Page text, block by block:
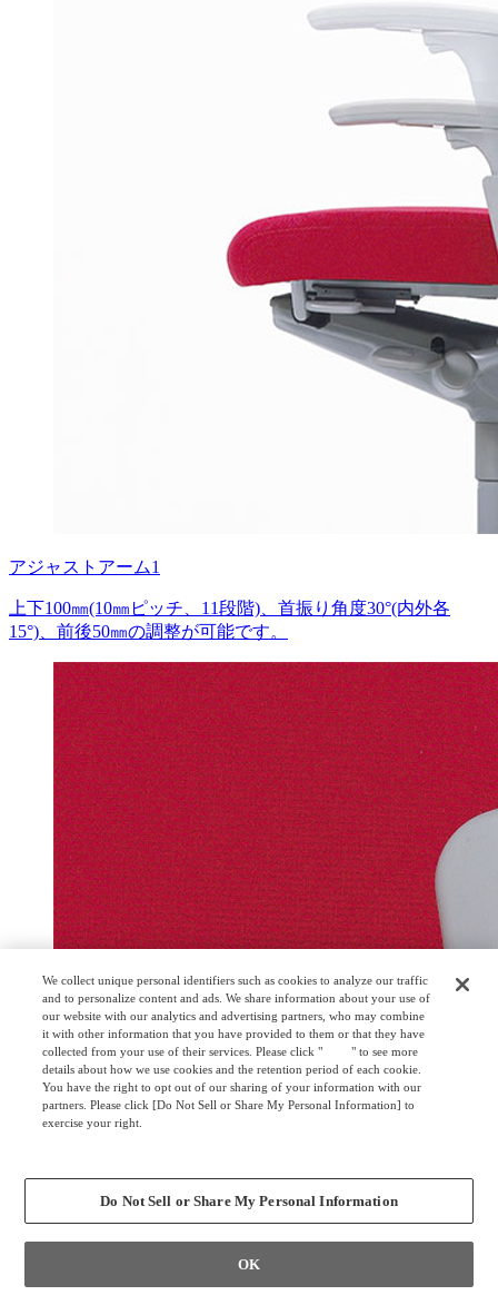
アジャストアーム1
上下100㎜(10㎜ピッチ、11段階)、首振り角度30°(内外各
15°)、前後50㎜の調整が可能です。
We collect unique personal identifiers such as cookies to analyze our traffic
and to personalize content and ads. We share information about your use of
our website with our analytics and advertising partners, who may combine
it with other information that you have provided to them or that they have
collected from your use of their services. Please click "
here" to see more
details about how we use cookies and the retention period of each cookie.
You have the right to opt out of our sharing of your information with our
partners. Please click [Do Not Sell or Share My Personal Information] to
exercise your right.
Do Not Sell or Share My Personal Information
OK